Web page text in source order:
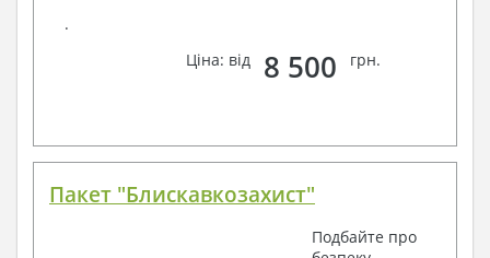
.
Ціна: від
8 500 грн.
Пакет "Блискавкозахист"
Подбайте про